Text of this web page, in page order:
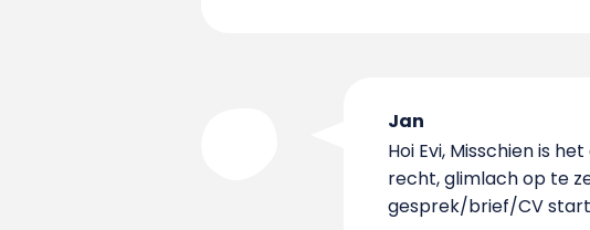
Jan
Hoi Evi, Misschien is
recht, glimlach op te
gesprek/brief/CV